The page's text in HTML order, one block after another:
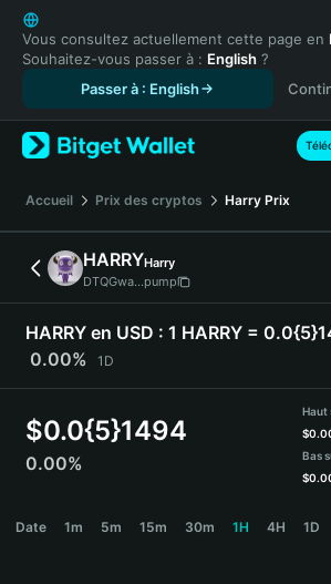
English
日本語
Tiếng Việt
Español (Latinoamérica)
Türkçe
Français
Deutsch
简体中文
繁體中文
Português (Portugal)
Bahasa Indonesia
ภาษาไทย
हिन्दी
Español
Português (Brasil)
Vous consultez actuellement cette page en
Souhaitez-vous passer à : English ?
Passer à : English
Accueil Prix des cryptos Harry Prix
HARRYHarry
DTQGwa...pump
HARRY en USD : 1 HARRY =
0.00%
1D
$0.0{5}1494
0.00%
Haut
$
Bas
$
Date 1m 5m 15m 30m 1H 4H 1D